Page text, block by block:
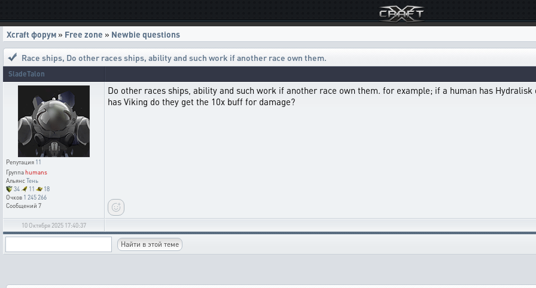
Xcraft форум » Free zone » Newbie questions
Race ships, Do other races ships, ability and such work if another race own them.
SladeTalon
Репутация 11
Группаhumans
АльянсТень
34
11
18
Очков 1 245 266
Сообщений 7
Do other races ships, ability and such work if another race own them. for example; if a human has
has Viking do they get the 10x buff for damage?
10 Октября 2025 17:40:37